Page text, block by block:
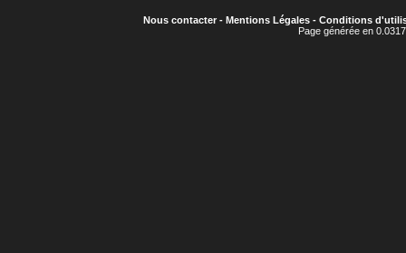
Nous contacter- Mentions Légales- Conditions
Page générée en